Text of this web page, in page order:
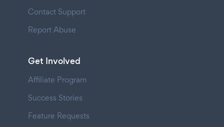
Contact Support
Report Abuse
Get Involved
Affiliate Program
Success Stories
Feature Requests